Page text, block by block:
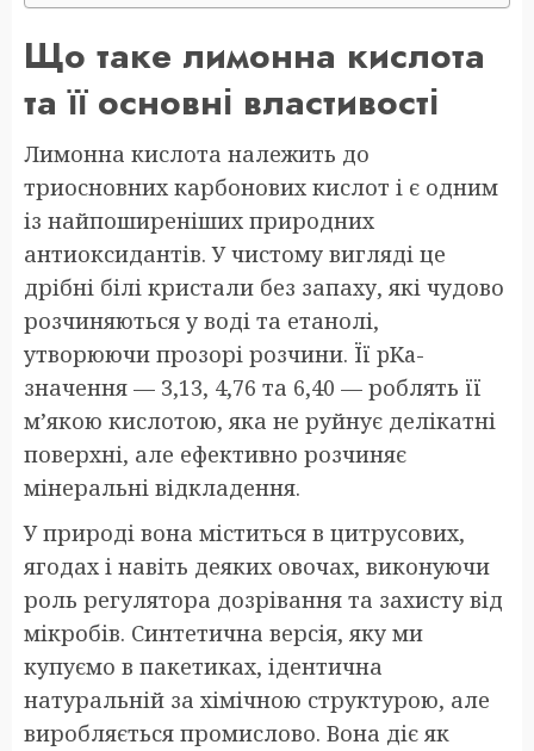
Що таке лимонна кислота
та її основні властивості
Лимонна кислота належить до
триосновних карбонових кислот і є одним
із найпоширеніших природних
антиоксидантів. У чистому вигляді це
дрібні білі кристали без запаху, які чудово
розчиняються у воді та етанолі,
утворюючи прозорі розчини. Її pKa-
значення — 3,13, 4,76 та 6,40 — роблять її
м’якою кислотою, яка не руйнує делікатні
поверхні, але ефективно розчиняє
мінеральні відкладення.
У природі вона міститься в цитрусових,
ягодах і навіть деяких овочах, виконуючи
роль регулятора дозрівання та захисту від
мікробів. Синтетична версія, яку ми
купуємо в пакетиках, ідентична
натуральній за хімічною структурою, але
виробляється промислово. Вона діє як